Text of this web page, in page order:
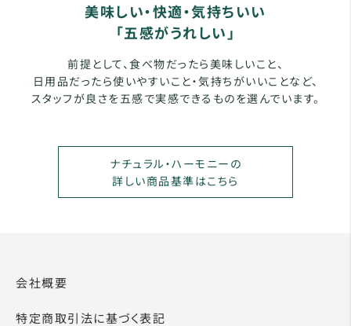
美味しい・快適・気持ちいい
「五感がうれしい」
前提として、食べ物だったら美味しいこと、
日用品だったら使いやすいこと・気持ちがいいことなど、
スタッフが良さを五感で実感できるものを選んでいます。
ナチュラル・ハーモニーの
詳しい商品基準はこちら
会社概要
特定商取引法に基づく表記